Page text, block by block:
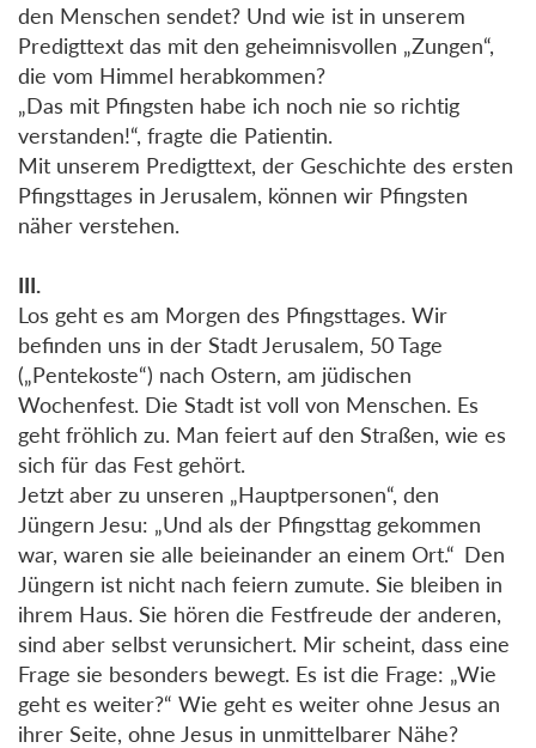
den Menschen sendet? Und wie ist in unserem
Predigttext das mit den geheimnisvollen „Zungen“,
die vom Himmel herabkommen?
„Das mit Pfingsten habe ich noch nie so richtig
verstanden!“, fragte die Patientin.
Mit unserem Predigttext, der Geschichte des ersten
Pfingsttages in Jerusalem, können wir Pfingsten
näher verstehen.
III.
Los geht es am Morgen des Pfingsttages. Wir
befinden uns in der Stadt Jerusalem, 50 Tage
(„Pentekoste“) nach Ostern, am jüdischen
Wochenfest. Die Stadt ist voll von Menschen. Es
geht fröhlich zu. Man feiert auf den Straßen, wie es
sich für das Fest gehört.
Jetzt aber zu unseren „Hauptpersonen“, den
Jüngern Jesu: „Und als der Pfingsttag gekommen
war, waren sie alle beieinander an einem Ort.“ Den
Jüngern ist nicht nach feiern zumute. Sie bleiben in
ihrem Haus. Sie hören die Festfreude der anderen,
sind aber selbst verunsichert. Mir scheint, dass eine
Frage sie besonders bewegt. Es ist die Frage: „Wie
geht es weiter?“ Wie geht es weiter ohne Jesus an
ihrer Seite, ohne Jesus in unmittelbarer Nähe?